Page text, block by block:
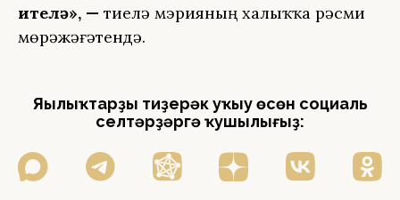
ителә», — тиелә мэрияның халыҡҡа рәсми
мөрәжәғәтендә.
Яңылыҡтарҙы тиҙерәк уҡыу өсөн социаль
селтәрҙәргә ҡушылығыҙ: